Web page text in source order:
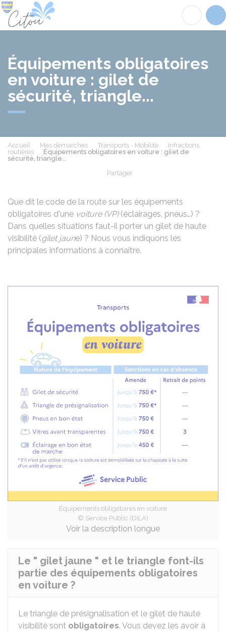
Équipements obligatoires
en voiture : gilet de
sécurité, triangle...
Accueil Mes démarches Transports - Mobilité
Infractions
routières
Équipements obligatoires en voiture : gilet de
sécurité, triangle...
Partager
Que dit le code de la route sur les équipements
obligatoires d'une voiture (VP)(éclairages, pneus…) ?
Dans quelles situations faut-il porter un gilet de haute
visibilité (gilet jaune) ? Nous vous indiquons les
principales informations à connaître.
Équipements obligatoires en voiture
© Service Public (DILA)
Voir la description longue
Le " gilet jaune " et le triangle font-ils
partie des équipements obligatoires
en voiture ?
Le triangle de présignalisation et le gilet de haute
visibilité sont obligatoires. Vous devez les avoir à